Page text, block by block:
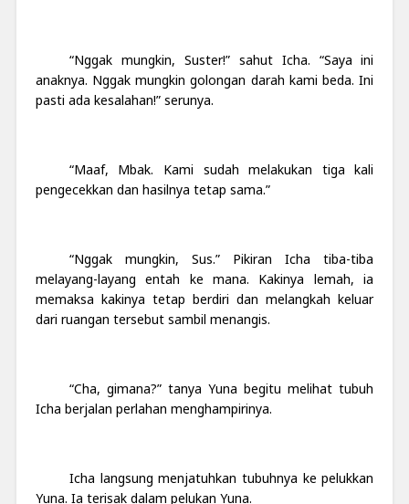
“Nggak mungkin, Suster!” sahut Icha. “Saya ini
anaknya. Nggak mungkin golongan darah kami beda. Ini
pasti ada kesalahan!” serunya.
“Maaf, Mbak. Kami sudah melakukan tiga kali
pengecekkan dan hasilnya tetap sama.”
“Nggak mungkin, Sus.” Pikiran Icha tiba-tiba
melayang-layang entah ke mana. Kakinya lemah, ia
memaksa kakinya tetap berdiri dan melangkah keluar
dari ruangan tersebut sambil menangis.
“Cha, gimana?” tanya Yuna begitu melihat tubuh
Icha berjalan perlahan menghampirinya.
Icha langsung menjatuhkan tubuhnya ke pelukkan
Yuna. Ia terisak dalam pelukan Yuna.